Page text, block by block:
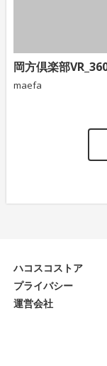
岡方倶楽部
maefa
ハコスコストア
プライバシー
運営会社